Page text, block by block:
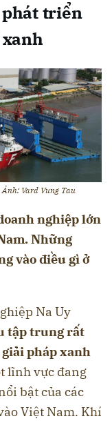
triển
Vard Vung Tau
nghiệp lớn
Những
vào điều gì ở
Na Uy
tập trung rất
pháp xanh
lĩnh vực đang
bật của các
Việt Nam. Khí